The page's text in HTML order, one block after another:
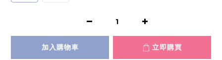
加入購物車 立即購買